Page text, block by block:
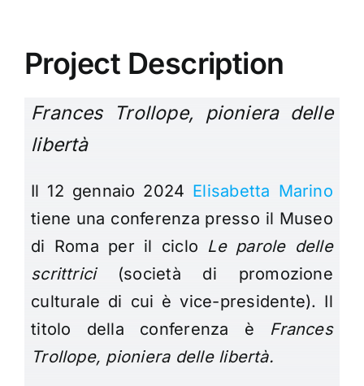
Project Description
Frances Trollope, pioniera delle
libertà
Il 12 gennaio 2024 Elisabetta Marino
tiene una conferenza presso il Museo
di Roma per il ciclo Le parole delle
scrittrici(società di promozione
culturale di cui è vice-presidente). Il
titolo della conferenza è Frances
Trollope, pioniera delle libertà.